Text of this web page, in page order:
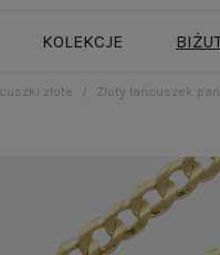
KOLEKCJE
złote Złoty łańcuszek